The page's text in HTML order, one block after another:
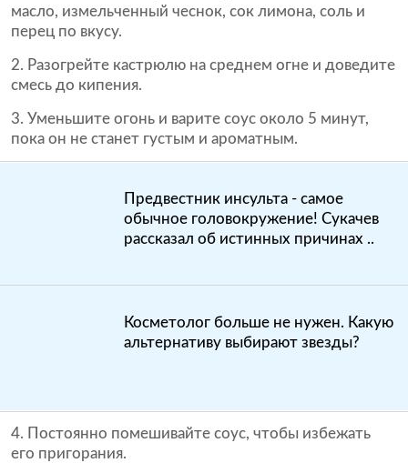
масло, измельченный чеснок, сок лимона, соль и
перец по вкусу.
2. Разогрейте кастрюлю на среднем огне и доведите
смесь до кипения.
3. Уменьшите огонь и варите соус около 5 минут,
пока он не станет густым и ароматным.
Предвестник инсульта - самое
обычное головокружение! Сукачев
рассказал об истинных причинах ..
Косметолог больше не нужен. Какую
альтернативу выбирают звезды?
4. Постоянно помешивайте соус, чтобы избежать
его пригорания.